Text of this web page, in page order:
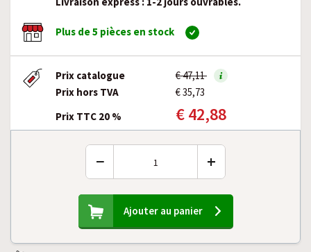
Plus de 5 pièces en stock
Prix catalogue
€ 47,11
Prix hors TVA
€ 35,73
Prix TTC 20 %
€ 42,88
− +
Ajouter au panier